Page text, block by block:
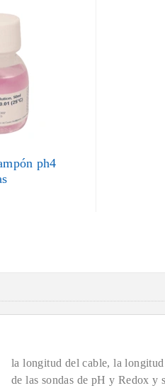
ph4
la longitud del cable, la longitud
de las sondas de pH y Redox y